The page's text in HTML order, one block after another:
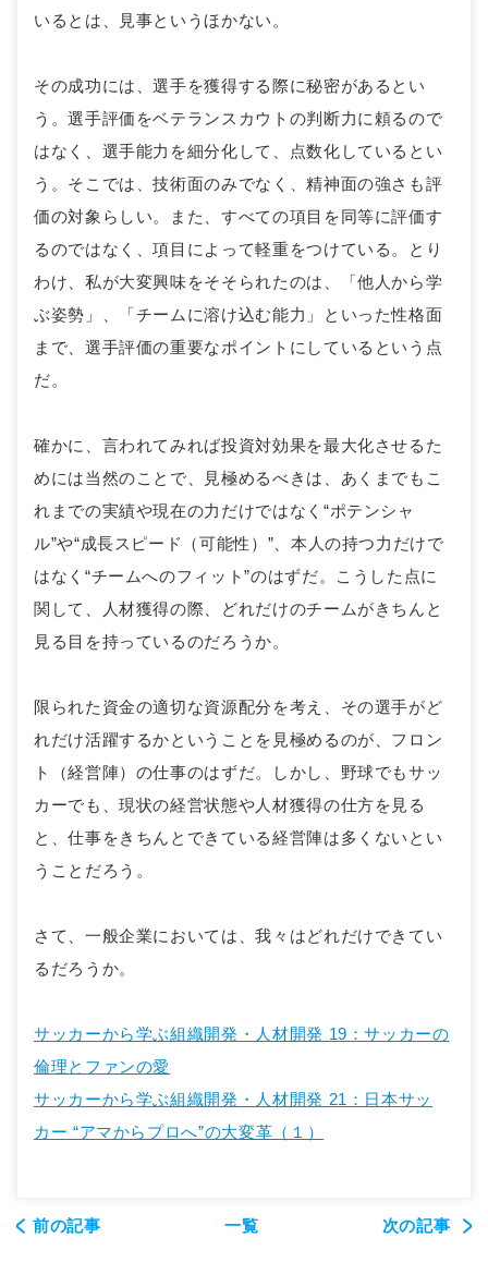
いるとは、見事というほかない。
その成功には、選手を獲得する際に秘密があるとい
う。選手評価をベテランスカウトの判断力に頼るので
はなく、選手能力を細分化して、点数化しているとい
う。そこでは、技術面のみでなく、精神面の強さも評
価の対象らしい。また、すべての項目を同等に評価す
るのではなく、項目によって軽重をつけている。とり
わけ、私が大変興味をそそられたのは、「他人から学
ぶ姿勢」、「チームに溶け込む能力」といった性格面
まで、選手評価の重要なポイントにしているという点
だ。
確かに、言われてみれば投資対効果を最大化させるた
めには当然のことで、見極めるべきは、あくまでもこ
れまでの実績や現在の力だけではなく“ポテンシャ
ル”や“成長スピード（可能性）”、本人の持つ力だけで
はなく“チームへのフィット”のはずだ。こうした点に
関して、人材獲得の際、どれだけのチームがきちんと
見る目を持っているのだろうか。
限られた資金の適切な資源配分を考え、その選手がど
れだけ活躍するかということを見極めるのが、フロン
ト（経営陣）の仕事のはずだ。しかし、野球でもサッ
カーでも、現状の経営状態や人材獲得の仕方を見る
と、仕事をきちんとできている経営陣は多くないとい
うことだろう。
さて、一般企業においては、我々はどれだけできてい
るだろうか。
サッカーから学ぶ組織開発・人材開発 19：サッカーの
倫理とファンの愛
サッカーから学ぶ組織開発・人材開発 21：日本サッ
カー “アマからプロへ”の大変革（１）
前の記事 一覧 次の記事